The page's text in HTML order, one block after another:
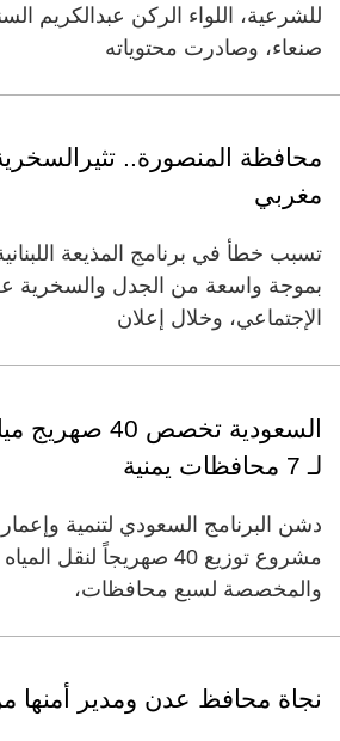
للشرعية، اللواء الركن عبدالكريم
صنعاء، وصادرت محتوياته
محافظة المنصورة..
مغربي
تسبب خطأ في برنامج المذيعة
بموجة واسعة من الجدل والسخرية
الإجتماعي، وخلال إعلان
السعودية
لـ 7 محافظات يمنية
دشن البرنامج السعودي لتنمية
مشروع توزيع 40 صهريجاً
والمخصصة لسبع محافظات،
نجاة محافظ عدن ومدير أمنها